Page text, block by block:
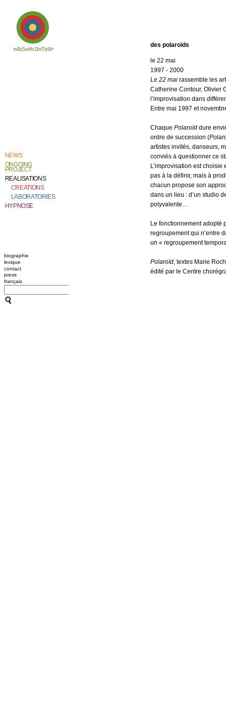
des polaroïds
le 22 mai
1997 -2000
Le 22 mai rassemble les
Catherine Contour, Olivier
l’improvisation dans
Entre mai 1997 et
ChaquePolaroïd dure
ordre de succession (
artistes invités, danseurs,
conviés à questionner ce
L’improvisation est
pas à la définir, mais à
chacun propose son
dans un lieu : d’un studio
polyvalente…
Le fonctionnement adopté
regroupement qui n’entre
un « regroupement
Polaroïd, textes Marie
édité par le Centre
NEWS
ONGOING
PROJECT
REALISATIONS
CREATIONS
LABORATORIES
HYPNOSE
biographie
lexique
contact
press
français